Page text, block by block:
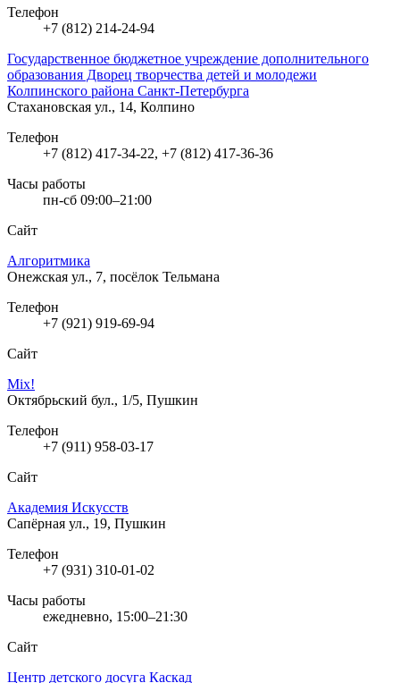
Телефон
+7 (812) 214-24-94
Государственное бюджетное учреждение дополнительного
образования Дворец творчества детей и молодежи
Колпинского района Санкт-Петербурга
Стахановская ул., 14, Колпино
Телефон
+7 (812) 417-34-22, +7 (812) 417-36-36
Часы работы
пн-сб 09:00–21:00
Сайт
Алгоритмика
Онежская ул., 7, посёлок Тельмана
Телефон
+7 (921) 919-69-94
Сайт
Mix!
Октябрьский бул., 1/5, Пушкин
Телефон
+7 (911) 958-03-17
Сайт
Академия Искусств
Сапёрная ул., 19, Пушкин
Телефон
+7 (931) 310-01-02
Часы работы
ежедневно, 15:00–21:30
Сайт
Центр детского досуга Каскад